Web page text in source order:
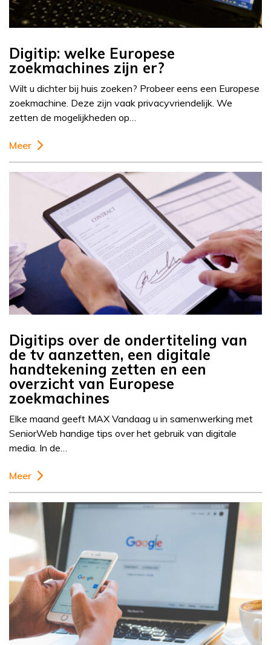
Digitip: welke Europese
zoekmachines zijn er?
Wilt u dichter bij huis zoeken? Probeer eens een Europese
zoekmachine. Deze zijn vaak privacyvriendelijk. We
zetten de mogelijkheden op…
Meer
Digitips over de ondertiteling van
de tv aanzetten, een digitale
handtekening zetten en een
overzicht van Europese
zoekmachines
Elke maand geeft MAX Vandaag u in samenwerking met
SeniorWeb handige tips over het gebruik van digitale
media. In de…
Meer